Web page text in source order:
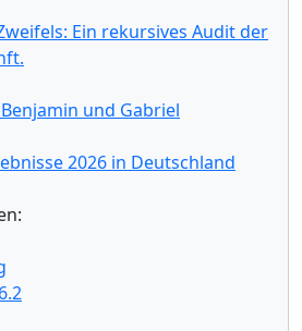
Ein rekursives Audit der
und Gabriel
2026 in Deutschland